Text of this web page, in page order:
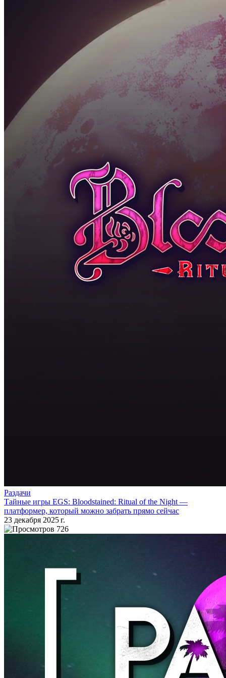
Раздачи
Тайные игры EGS: Bloodstained: Ritual of the Night —
платформер, который можно забрать прямо сейчас
23 декабря 2025 г.
726